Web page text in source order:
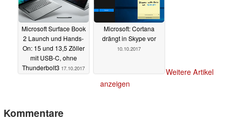
Microsoft Surface Book
2 Launch und Hands-
On: 15 und 13,5 Zöller
mit USB-C, ohne
Thunderbolt3 17.10.2017
Microsoft: Cortana
drängt in Skype vor
10.10.2017
Weitere Artikel
anzeigen
Kommentare